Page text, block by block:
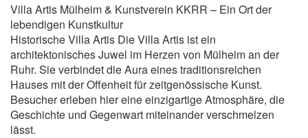
Villa Artis Mülheim & Kunstverein KKRR – Ein Ort der
lebendigen Kunstkultur
Historische Villa Artis Die Villa Artis ist ein
architektonisches Juwel im Herzen von Mülheim an der
Ruhr. Sie verbindet die Aura eines traditionsreichen
Hauses mit der Offenheit für zeitgenössische Kunst.
Besucher erleben hier eine einzigartige Atmosphäre, die
Geschichte und Gegenwart miteinander verschmelzen
lässt.